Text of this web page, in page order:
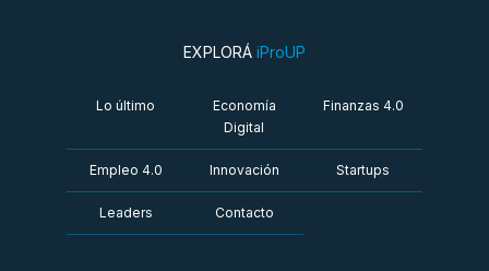
EXPLORÁ iProUP
Lo último
Economía
Digital
Finanzas 4.0
Empleo 4.0 Innovación Startups
Leaders Contacto